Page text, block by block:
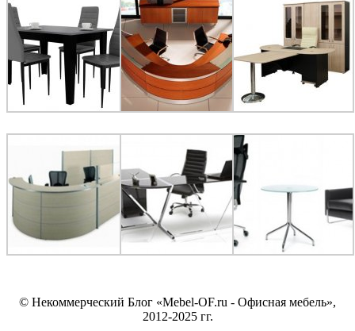
© Некоммерческий Блог «Mebel-OF.ru - Офисная мебель»,
2012-2025 гг.